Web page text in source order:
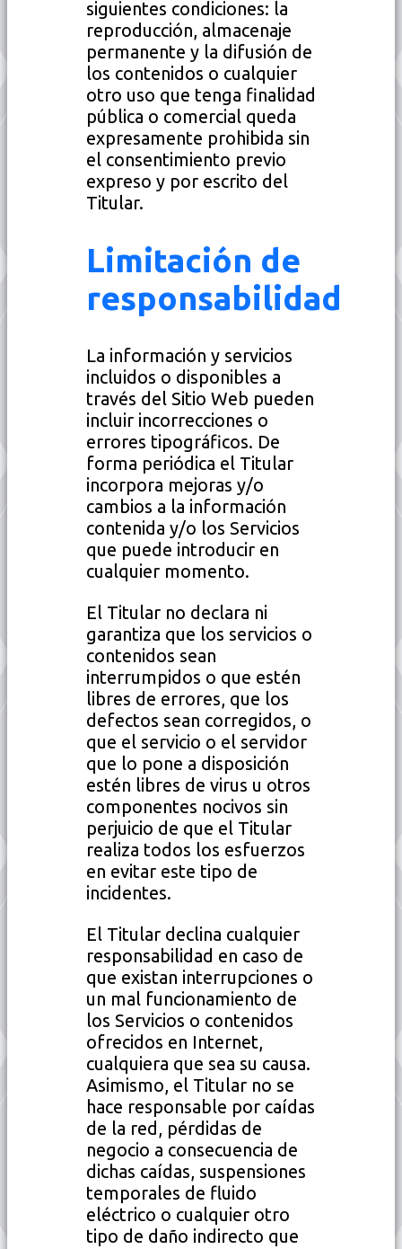
siguientes condiciones: la
reproducción, almacenaje
permanente y la difusión de
los contenidos o cualquier
otro uso que tenga finalidad
pública o comercial queda
expresamente prohibida sin
el consentimiento previo
expreso y por escrito del
Titular.
Limitación de
responsabilidad
La información y servicios
incluidos o disponibles a
través del Sitio Web pueden
incluir incorrecciones o
errores tipográficos. De
forma periódica el Titular
incorpora mejoras y/o
cambios a la información
contenida y/o los Servicios
que puede introducir en
cualquier momento.
El Titular no declara ni
garantiza que los servicios o
contenidos sean
interrumpidos o que estén
libres de errores, que los
defectos sean corregidos, o
que el servicio o el servidor
que lo pone a disposición
estén libres de virus u otros
componentes nocivos sin
perjuicio de que el Titular
realiza todos los esfuerzos
en evitar este tipo de
incidentes.
El Titular declina cualquier
responsabilidad en caso de
que existan interrupciones o
un mal funcionamiento de
los Servicios o contenidos
ofrecidos en Internet,
cualquiera que sea su causa.
Asimismo, el Titular no se
hace responsable por caídas
de la red, pérdidas de
negocio a consecuencia de
dichas caídas, suspensiones
temporales de fluido
eléctrico o cualquier otro
tipo de daño indirecto que